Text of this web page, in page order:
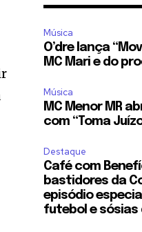
Música
O’dre lança
MC Mari e do
Música
MC Menor MR
com “Toma
Destaque
Café com
bastidores da
episódio
futebol e sósias